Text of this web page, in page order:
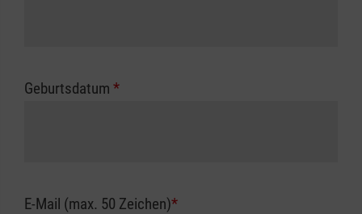
Geburtsdatum *
E-Mail (max. 50 Zeichen)*